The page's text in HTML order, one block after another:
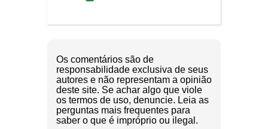
Os comentários são de
responsabilidade exclusiva de seus
autores e não representam a opinião
deste site. Se achar algo que viole
os termos de uso, denuncie. Leia as
perguntas mais frequentes para
saber o que é impróprio ou ilegal.